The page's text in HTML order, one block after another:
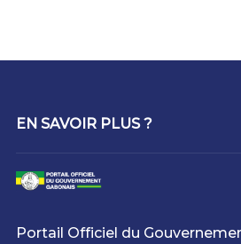
EN SAVOIR PLUS ?
Portail Officiel du